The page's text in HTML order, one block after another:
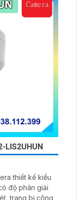
LIS2UHUN
thiết kế kiểu
độ phân giải
trang bị công